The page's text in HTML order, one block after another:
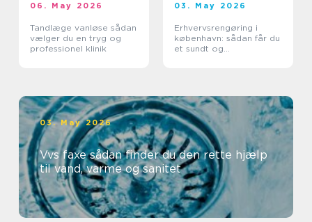
06. May 2026
Tandlæge vanløse sådan
vælger du en tryg og
professionel klinik
03. May 2026
Erhvervsrengøring i
københavn: sådan får du
et sundt og
03. May 2026
Vvs faxe sådan finder du den rette hjælp
til vand, varme og sanitet